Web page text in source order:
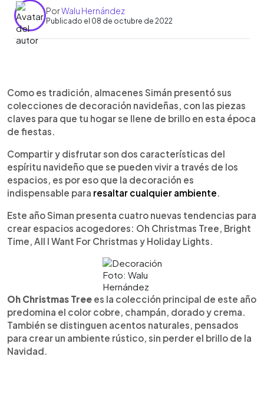
PorWalu Hernández
Publicado el 08 de octubre de 2022
Escuchar artículo
Como es tradición, almacenes Simán presentó sus
colecciones de decoración navideñas, con las piezas
claves para que tu hogar se llene de brillo en esta época
de fiestas.
Compartir y disfrutar son dos características del
espíritu navideño que se pueden vivir a través de los
espacios, es por eso que la decoración es
indispensable para resaltar cualquier ambiente.
Este año Siman presenta cuatro nuevas tendencias para
crear espacios acogedores: Oh Christmas Tree, Bright
Time, All I Want For Christmas y Holiday Lights.
Foto: Walu
Hernández
Oh Christmas Tree es la colección principal de este año
predomina el color cobre, champán, dorado y crema.
También se distinguen acentos naturales, pensados
para crear un ambiente rústico, sin perder el brillo de la
Navidad.